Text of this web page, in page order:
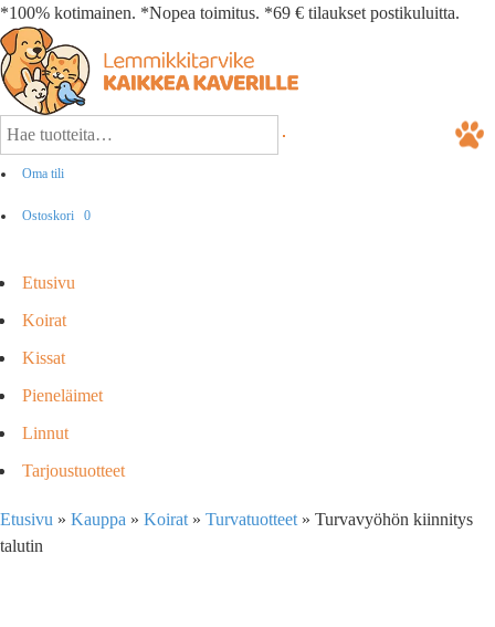
*100% kotimainen. *Nopea toimitus. *69 € tilaukset postikuluitta.
Oma tili
Ostoskori 0
Etusivu
Koirat
Kissat
Pieneläimet
Linnut
Tarjoustuotteet
Etusivu » Kauppa » Koirat » Turvatuotteet » Turvavyöhön kiinnitys
talutin